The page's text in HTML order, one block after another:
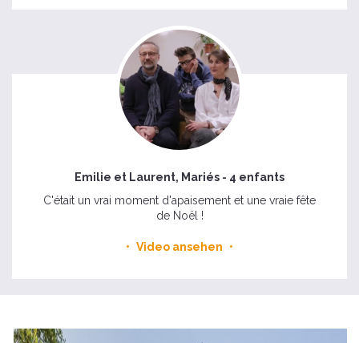
Emilie et Laurent, Mariés - 4 enfants
C'était un vrai moment d'apaisement et une vraie fête
de Noël !
Video ansehen